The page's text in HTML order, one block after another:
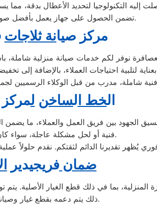
إليه التكنولوجيا لتحديد الأعطال بدقة، مما
تضمن الحصول على جهاز يعمل بأفضل صورة ممكنة، ليعزز الثقة والرضا بين العملاء.
مركز صيانة ثلاجات
نوفر لكم خدمات صيانة منزلية شاملة،
لتلبية احتياجات العملاء، بالإضافة إلى
الخط ا لساخن لمركز
بين فريق العمل والعملاء، ما يضمن
فنية أو لحل مشكلة عاجلة، سواء كان ذلك عطل بسيط أو موقف طارئ.
ضمانفريجيدير
المنزلية، بما في ذلك قطع الغيار الأصلية.
ذلك يتم دعمه بقطع غيار وصيانة معتمدة بأعلى معايير الجودة.